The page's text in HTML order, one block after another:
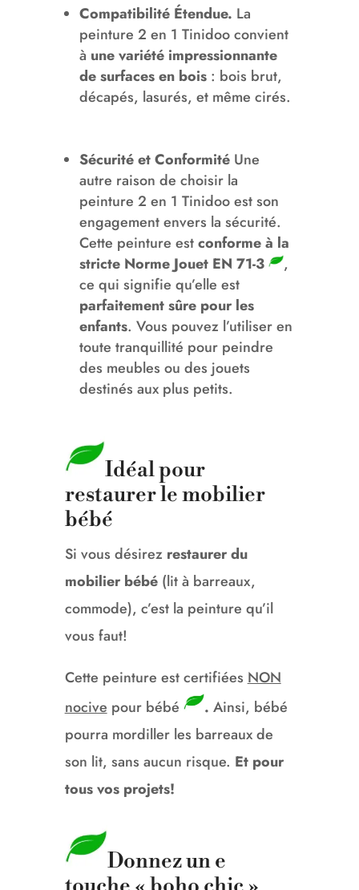
Compatibilité Étendue. La
peinture 2 en 1 Tinidoo convient
à une variété impressionnante
de surfaces en bois: bois brut,
décapés, lasurés, et même cirés.
Sécurité et ConformitéUne
autre raison de choisir la
peinture 2 en 1 Tinidoo est son
engagement envers la sécurité.
Cette peinture estconforme à la
stricte Norme Jouet EN 71-3
,
ce qui signifie qu’elle est
parfaitement sûre pour les
enfants. Vous pouvez l’utiliser en
toute tranquillité pour peindre
des meubles ou des jouets
destinés aux plus petits.
Idéal pour
restaurer le mobilier
bébé
Si vous désirez restaurer du
mobilier bébé(lit à barreaux,
commode), c’est la peinture qu’il
vous faut!
Cette peinture est certifiées NON
nocive pour bébé . Ainsi, bébé
pourra mordiller les barreaux de
son lit, sans aucun risque. Et pour
tous vos projets!
Donnez un e